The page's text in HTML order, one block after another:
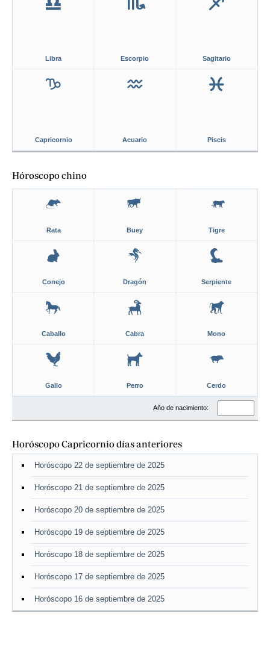
Libra Escorpio Sagitario
Capricornio Acuario Piscis
Hóroscopo chino
Rata Buey Tigre
Conejo Dragón Serpiente
Caballo Cabra Mono
Gallo Perro Cerdo
Año de nacimiento:
Horóscopo Capricornio días anteriores
Horóscopo 22 de septiembre de 2025
Horóscopo 21 de septiembre de 2025
Horóscopo 20 de septiembre de 2025
Horóscopo 19 de septiembre de 2025
Horóscopo 18 de septiembre de 2025
Horóscopo 17 de septiembre de 2025
Horóscopo 16 de septiembre de 2025